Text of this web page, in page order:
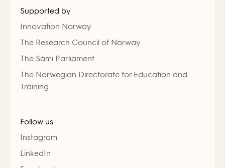
Supported by
Innovation Norway
The Research Council of Norway
The Sámi Parliament
The Norwegian Directorate for Education and
Training
Follow us
Instagram
LinkedIn